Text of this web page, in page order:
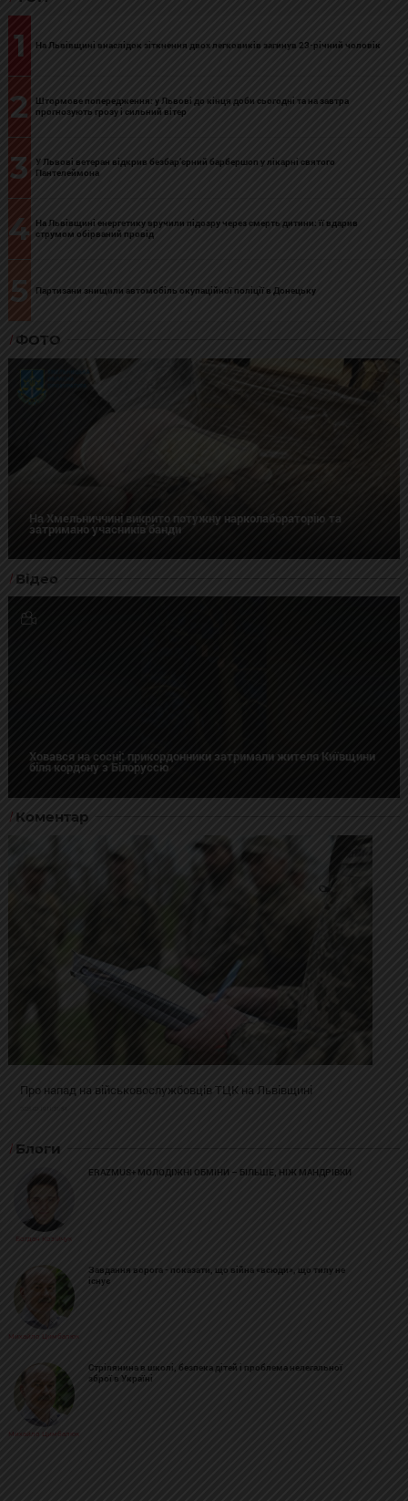
1 На Львівщині внаслідок зіткнення двох легковиків загинув 23-річний чоловік
2
Штормове попередження: у Львові до кінця доби сьогодні та на завтра
прогнозують грозу і сильний вітер
3
У Львові ветеран відкрив безбар’єрний барбершоп у лікарні святого
Пантелеймона
4
На Львівщині енергетику вручили підозру через смерть дитини: її вдарив
струмом обірваний провід
5 Партизани знищили автомобіль окупаційної поліції в Донецьку
ФОТО
На Хмельниччині викрито потужну нарколабораторію та
затримано учасників банди
Відео
Ховався на сосні: прикордонники затримали жителя Київщини
біля кордону з Білоруссю
Коментар
Про напад на військовослужбовців ТЦК на Львівщині
Блоги
Богдан Козійчук
ERAZMUS+ МОЛОДІЖНІ ОБМІНИ – БІЛЬШЕ, НІЖ МАНДРІВКИ
Михайло Цимбалюк
Завдання ворога - показати, що війна «всюди», що тилу не
існує
Михайло Цимбалюк
Стрілянина в школі, безпека дітей і проблема нелегальної
зброї в Україні